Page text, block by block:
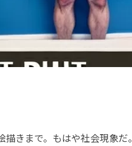
きまで。もはや社会現象だ。